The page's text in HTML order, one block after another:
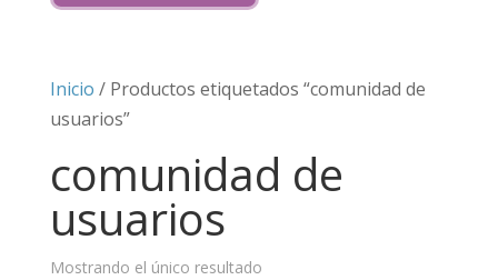
Inicio / Productos etiquetados “comunidad de
usuarios”
comunidad de
usuarios
Mostrando el único resultado